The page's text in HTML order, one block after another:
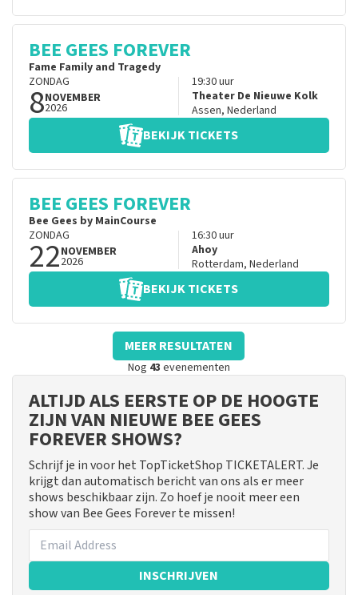
BEE GEES FOREVER
Fame Family and Tragedy
ZONDAG
8NOVEMBER
2026
19:30uur
Theater De Nieuwe Kolk
Assen, Nederland
BEKIJK TICKETS
BEE GEES FOREVER
Bee Gees by MainCourse
ZONDAG
22NOVEMBER
2026
16:30uur
Ahoy
Rotterdam, Nederland
BEKIJK TICKETS
MEER RESULTATEN
Nog 43 evenementen
ALTIJD ALS EERSTE OP DE HOOGTE
ZIJN VAN NIEUWE BEE GEES
FOREVER SHOWS?
Schrijf je in voor het TopTicketShop TICKETALERT. Je
krijgt dan automatisch bericht van ons als er meer
shows beschikbaar zijn. Zo hoef je nooit meer een
show van Bee Gees Forever te missen!
INSCHRIJVEN